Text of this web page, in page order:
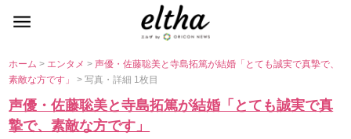
ホーム> エンタメ>声優・佐藤聡美と寺島拓篤が結婚「とても誠実で真摯で、
素敵な方です」> 写真・詳細 1枚目
声優・佐藤聡美と寺島拓篤が結婚「とても誠実で真
摯で、素敵な方です」